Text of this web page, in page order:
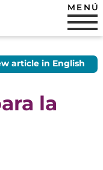
MENÚ
article in English
la